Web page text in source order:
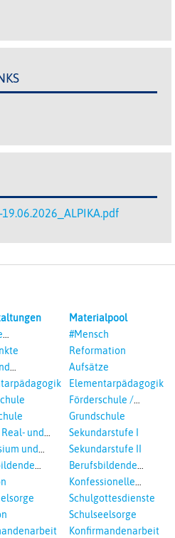
und
und
Materialpool
#Mensch
Reformation
Aufsätze
Elementarpädagogik
Förderschule /
Inklusion
Grundschule
Sekundarstufe I
Sekundarstufe II
Berufsbildende
Schulen
Konfessionelle
Kooperation
Schulgottesdienste
Schulseelsorge
Konfirmandenarbeit